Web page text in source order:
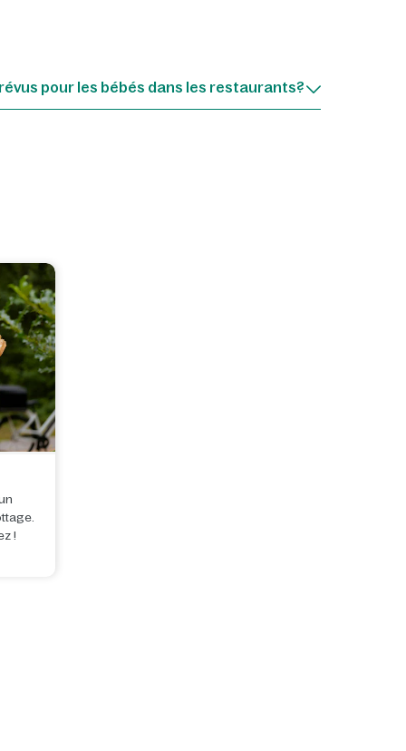
pour les bébés dans les restaurants?
!